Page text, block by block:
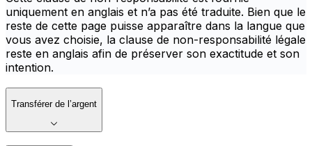
uniquement en anglais et n’a pas été traduite. Bien que le
reste de cette page puisse apparaître dans la langue que
vous avez choisie, la clause de non-responsabilité légale
reste en anglais afin de préserver son exactitude et son
intention.
Transférer de l’argent